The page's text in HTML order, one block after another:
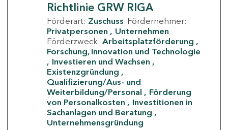
Richtlinie GRW RIGA
Förderart: Zuschuss Fördernehmer:
Privatpersonen
Unternehmen
Förderzweck: Arbeitsplatzförderung
Forschung, Innovation und Technologie
Investieren und Wachsen
Existenzgründung
Qualifizierung/Aus- und
Weiterbildung/Personal
Förderung
von Personalkosten
Investitionen in
Sachanlagen und Beratung
Unternehmensgründung